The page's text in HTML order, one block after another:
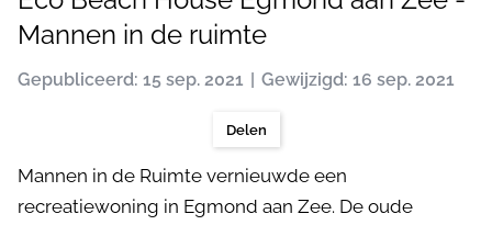
Mannen in de ruimte
Gepubliceerd: 15 sep. 2021 Gewijzigd: 16 sep. 2021
Delen
Mannen in de Ruimte vernieuwde een
recreatiewoning in Egmond aan Zee. De oude